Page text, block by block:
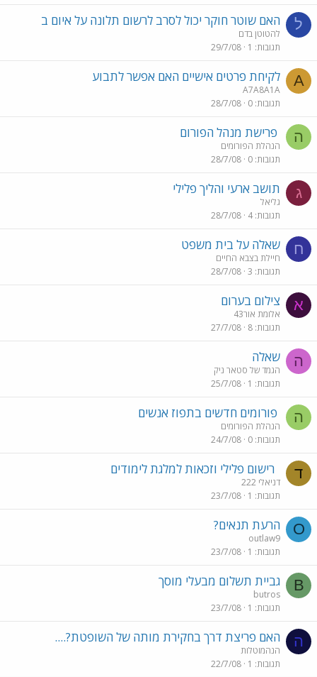
ל האם שוטר חוקר יכול לסרב לרשום תלונה על איום ב
להטוטן בדם
תגובות 1
29/7/08
A לקיחת פרטים אישיים האם אפשר לתבוע
A7A8A1A
תגובות 0
28/7/08
ה פרישת מנהל הפורום
הנהלת הפורומים
תגובות 0
28/7/08
ג תושב ארעי והליך פלילי
גליאל
תגובות 4
28/7/08
ח שאלה על בית משפט
חיילת בצבא החיים
תגובות 3
28/7/08
א צילום בערום
אלומת אור43
תגובות 8
27/7/08
ה שאלה
הגמד של סטאר ניק
תגובות 1
25/7/08
ה פורומים חדשים בתפוז אנשים
הנהלת הפורומים
תגובות 0
24/7/08
ד רישום פלילי וזכאות למלגת לימודים
דניאלי 222
תגובות 1
23/7/08
O הרעת תנאים?
outlaw9
תגובות 1
23/7/08
B גביית תשלום מבעלי מוסך
butros
תגובות 1
23/7/08
ה האם פריצת דרך בחקירת מותה של השופטת?....
הנהמוטלות
תגובות 1
22/7/08